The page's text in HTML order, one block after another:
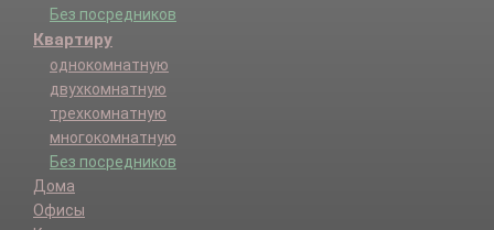
Без посредников
Квартиру
однокомнатную
двухкомнатную
трехкомнатную
многокомнатную
Без посредников
Дома
Офисы